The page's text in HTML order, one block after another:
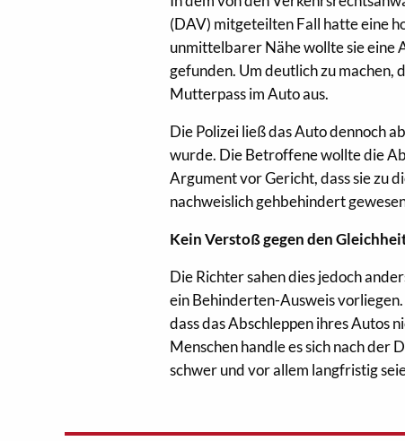
(DAV) mitgeteilten Fall hatte eine
unmittelbarer Nähe wollte sie eine
gefunden. Um deutlich zu machen,
Mutterpass im Auto aus.
Die Polizei ließ das Auto dennoch
wurde. Die Betroffene wollte die
Argument vor Gericht, dass sie zu
nachweislich gehbehindert
Kein Verstoß gegen den
Die Richter sahen dies jedoch
ein Behinderten-Ausweis
dass das Abschleppen ihres Autos
Menschen handle es sich nach der
schwer und vor allem langfristig